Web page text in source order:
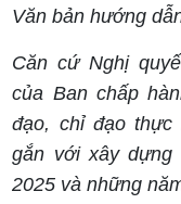
Văn bản hướng
Căn cứ Nghị
của Ban chấp
đạo, chỉ đạo
gắn với xây dựng
2025 và những